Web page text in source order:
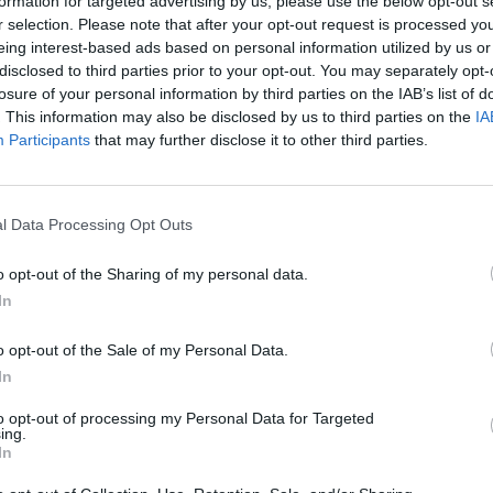
selection. Please note that after your opt-out request is processed
interest-based ads based on personal information utilized by us
to third parties prior to your opt-out. You may separately
of your personal information by third parties on the IAB’s list of
This information may also be disclosed by us to third parties on the
Participants that may further disclose it to other third parties.
Data Processing Opt Outs
opt-out of the Sharing of my personal data.
opt-out of the Sale of my Personal Data.
opt-out of processing my Personal Data for Targeted
lakásos komplexum épül Budapest XVIII.
Miklóstelep határán, az Erdért vállalat egykori
a Magyar Építők. A fejlesztő Alfa Group három
építene fel.
alapterületű projekt egy családi házas
hogy az új épületek a meglévő családi házak mögött,
mellett kereskedelmi, szolgáltató funkciók és
a közművek kapacitását figyelembe véve az építkezéssel...
portfolio.hu hírarchívumához tartozik, melynek olvasása
tartalmazza: